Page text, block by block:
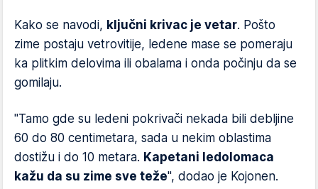
Kako se navodi, ključni krivac je vetar. Pošto
zime postaju vetrovitije, ledene mase se pomeraju
ka plitkim delovima ili obalama i onda počinju da se
gomilaju.
"Tamo gde su ledeni pokrivači nekada bili debljine
60 do 80 centimetara, sada u nekim oblastima
dostižu i do 10 metara. Kapetani ledolomaca
kažu da su zime sve teže", dodao je Kojonen.